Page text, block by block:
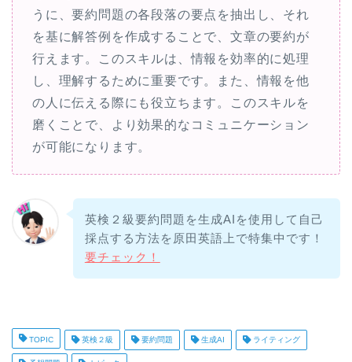
うに、要約問題の各段落の要点を抽出し、それ
を基に解答例を作成することで、文章の要約が
行えます。このスキルは、情報を効率的に処理
し、理解するために重要です。また、情報を他
の人に伝える際にも役立ちます。このスキルを
磨くことで、より効果的なコミュニケーション
が可能になります。
英検２級要約問題を生成AIを使用して自己
採点する方法を原田英語上で特集中です！
要チェック！
TOPIC 英検２級 要約問題 生成AI ライティング